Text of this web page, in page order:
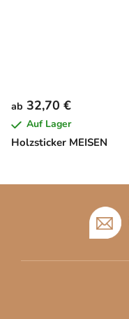
Holzsticker MEISEN
ab 32,70 €
Auf Lager